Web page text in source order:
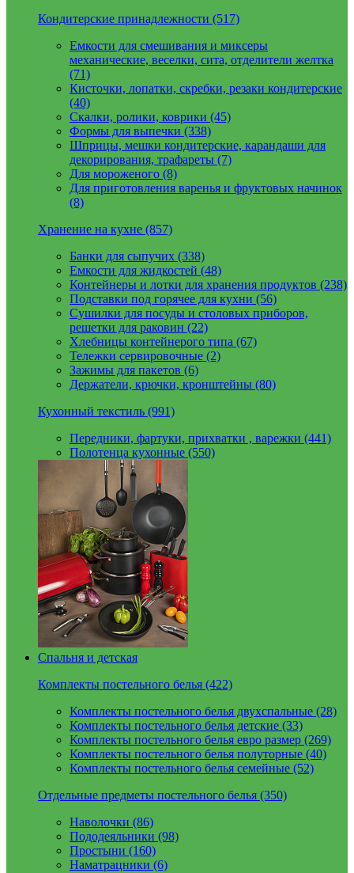
Кондитерские принадлежности (517)
Емкости для смешивания и миксеры
механические, веселки, сита, отделители желтка
(71)
Кисточки, лопатки, скребки, резаки кондитерские
(40)
Скалки, ролики, коврики (45)
Формы для выпечки (338)
Шприцы, мешки кондитерские, карандаши для
декорирования, трафареты (7)
Для мороженого (8)
Для приготовления варенья и фруктовых начинок
(8)
Хранение на кухне (857)
Банки для сыпучих (338)
Емкости для жидкостей (48)
Контейнеры и лотки для хранения продуктов (238)
Подставки под горячее для кухни (56)
Сушилки для посуды и столовых приборов,
решетки для раковин (22)
Хлебницы контейнерого типа (67)
Тележки сервировочные (2)
Зажимы для пакетов (6)
Держатели, крючки, кронштейны (80)
Кухонный текстиль (991)
Передники, фартуки, прихватки , варежки (441)
Полотенца кухонные (550)
Спальня и детская
Комплекты постельного белья (422)
Комплекты постельного белья двухспальные (28)
Комплекты постельного белья детские (33)
Комплекты постельного белья евро размер (269)
Комплекты постельного белья полуторные (40)
Комплекты постельного белья семейные (52)
Отдельные предметы постельного белья (350)
Наволочки (86)
Пододеяльники (98)
Простыни (160)
Наматрацники (6)